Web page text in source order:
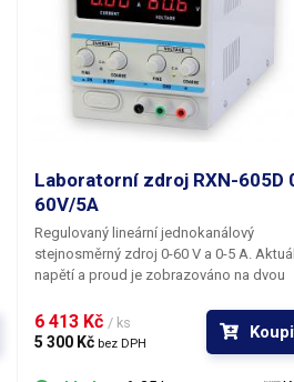
Laboratorní zdroj RXN-605D
60V/5A
Regulovaný lineární jednokanálový
stejnosměrný zdroj 0-60 V a 0-5 A.
napětí a proud je zobrazováno na dvou
umožňující současný odečet obou veličin.
Zdroj umí pracovat v režimech CV i CC;
aktuální stav je indikován rozsvícením
6 413 Kč / ks
5 300 Kč bez DPH